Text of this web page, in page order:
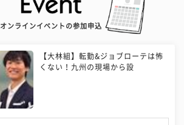
オンラインイベントの参加申込
【大林組】転勤&ジョブローテは怖
くない！九州の現場から設